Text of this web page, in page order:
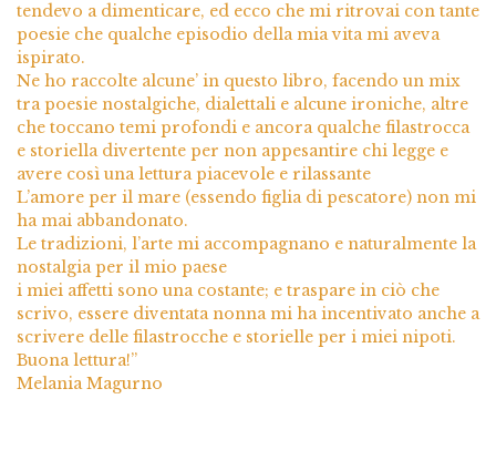
tendevo a dimenticare, ed ecco che mi ritrovai con tante
poesie che qualche episodio della mia vita mi aveva
ispirato.
Ne ho raccolte alcune’ in questo libro, facendo un mix
tra poesie nostalgiche, dialettali e alcune ironiche, altre
che toccano temi profondi e ancora qualche filastrocca
e storiella divertente per non appesantire chi legge e
avere così una lettura piacevole e rilassante
L’amore per il mare (essendo figlia di pescatore) non mi
ha mai abbandonato.
Le tradizioni, l’arte mi accompagnano e naturalmente la
nostalgia per il mio paese
i miei affetti sono una costante; e traspare in ciò che
scrivo, essere diventata nonna mi ha incentivato anche a
scrivere delle filastrocche e storielle per i miei nipoti.
Buona lettura!”
Melania Magurno